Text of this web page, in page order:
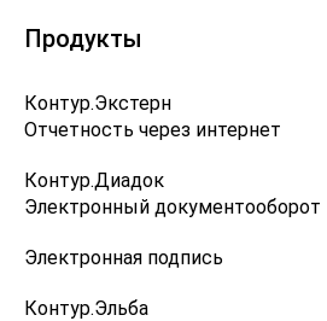
Продукты
Контур.Экстерн
Отчетность через интернет
Контур.Диадок
Электронный документооборот
Электронная подпись
Контур.Эльба